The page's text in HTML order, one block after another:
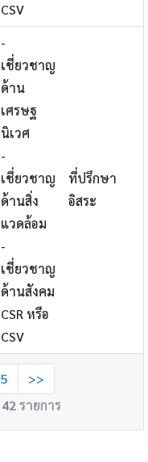
CSV
-
เชี่ยวชาญ
ด้าน
เศรษฐ
นิเวศ
-
เชี่ยวชาญ
ด้านสิ่ง
แวดล้อม
-
เชี่ยวชาญ
ด้านสังคม
CSR หรือ
CSV
ที่ปรึกษา
อิสระ
5
>>
42รายการ